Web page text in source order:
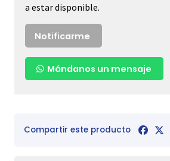
a estar disponible.
Notificarme
Mándanos un mensaje
Compartir este producto